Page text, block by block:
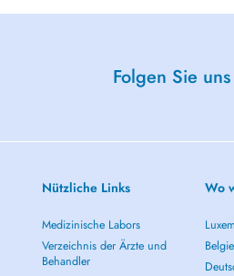
Folgen Sie
Nützliche Links
Medizinische Labors
Verzeichnis der Ärzte und
Behandler
Wo